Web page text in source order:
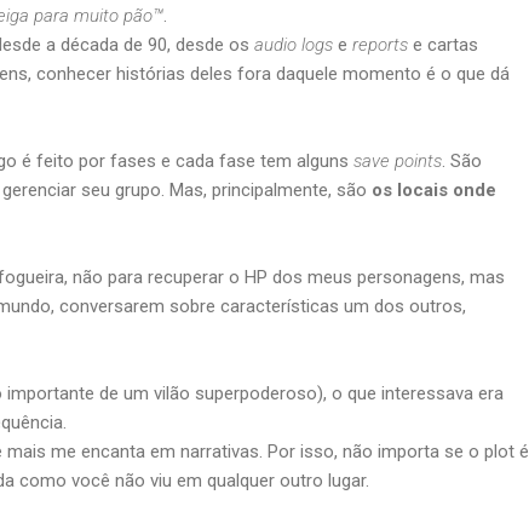
para muito pão™.
a década de 90, desde os audio logs e reports e cartas
conhecer histórias deles fora daquele momento é o que dá
é feito por fases e cada fase tem alguns save points. São
seu grupo. Mas, principalmente, são os locais onde
não para recuperar o HP dos meus personagens, mas
conversarem sobre características um dos outros,
de um vilão superpoderoso), o que interessava era
me encanta em narrativas. Por isso, não importa se o plot é
como você não viu em qualquer outro lugar.